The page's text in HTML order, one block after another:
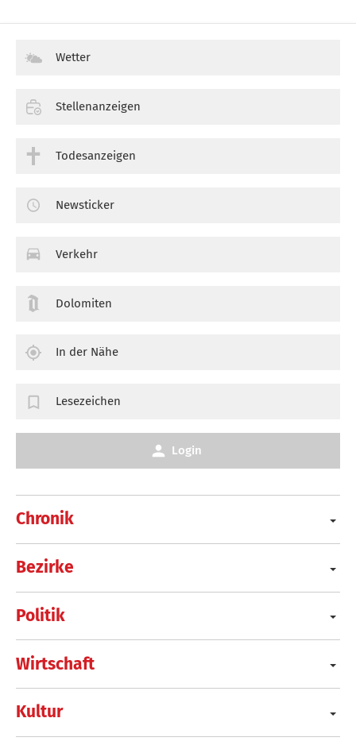
Chronik
Bezirke
Politik
Wirtschaft
Kultur
Wetter
Stellenanzeigen
Todesanzeigen
Newsticker
Verkehr
Dolomiten
In der Nähe
Lesezeichen
Login